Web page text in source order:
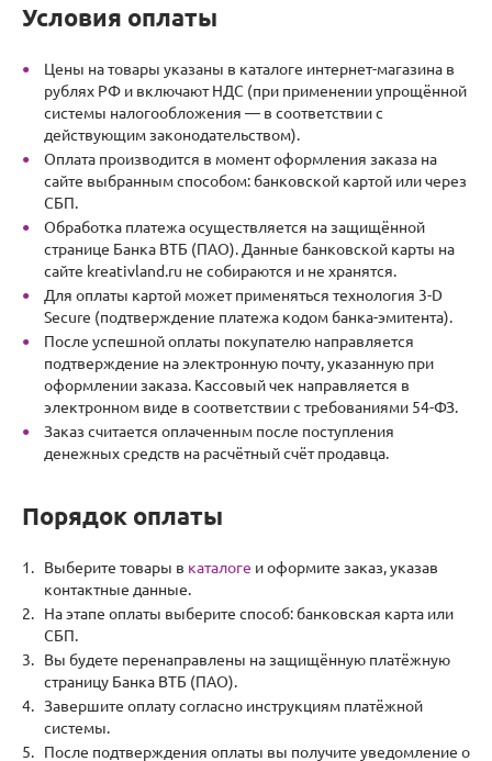
Условия оплаты
Цены на товары указаны в каталоге интернет-магазина в
рублях РФ и включают НДС (при применении упрощённой
системы налогообложения — в соответствии с
действующим законодательством).
Оплата производится в момент оформления заказа на
сайте выбранным способом: банковской картой или через
СБП.
Обработка платежа осуществляется на защищённой
странице Банка ВТБ (ПАО). Данные банковской карты на
сайте kreativland.ru не собираются и не хранятся.
Для оплаты картой может применяться технология 3-D
Secure (подтверждение платежа кодом банка-эмитента).
После успешной оплаты покупателю направляется
подтверждение на электронную почту, указанную при
оформлении заказа. Кассовый чек направляется в
электронном виде в соответствии с требованиями 54-ФЗ.
Заказ считается оплаченным после поступления
денежных средств на расчётный счёт продавца.
Порядок оплаты
Выберите товары в каталоге и оформите заказ, указав
контактные данные.
На этапе оплаты выберите способ: банковская карта или
СБП.
Вы будете перенаправлены на защищённую платёжную
страницу Банка ВТБ (ПАО).
Завершите оплату согласно инструкциям платёжной
системы.
После подтверждения оплаты вы получите уведомление о